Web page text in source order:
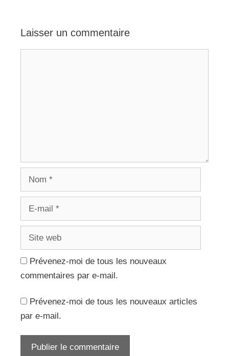
Laisser un commentaire
Prévenez-moi de tous les nouveaux
commentaires par e-mail.
Prévenez-moi de tous les nouveaux articles
par e-mail.